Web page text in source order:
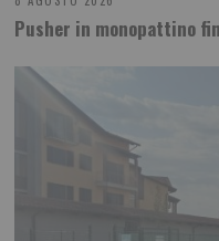
Pusher in monopattino